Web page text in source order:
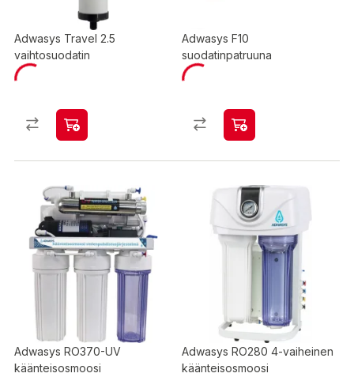
Adwasys Travel 2.5
vaihtosuodatin
Adwasys F10
suodatinpatruuna
Adwasys RO370-UV
käänteisosmoosi
Adwasys RO280 4-vaiheinen
käänteisosmoosi